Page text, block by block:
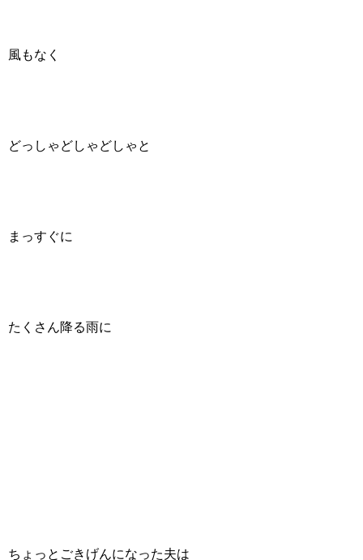
風もなく
どっしゃどしゃどしゃと
まっすぐに
たくさん降る雨に
ちょっとごきげんになった夫は